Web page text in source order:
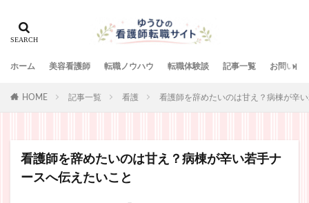
ホーム 美容看護師 転職ノウハウ 転職体験談 記事一覧 お問い合
HOME 記事一覧 看護 看護師を辞めたいのは甘え？病棟が辛
看護師を辞めたいのは甘え？病棟が辛い若手ナ
ースへ伝えたいこと